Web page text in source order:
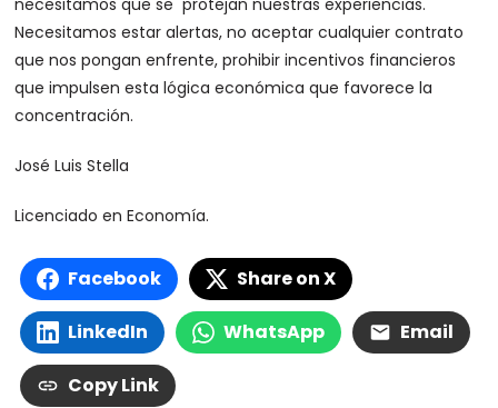
necesitamos que se protejan nuestras experiencias.
Necesitamos estar alertas, no aceptar cualquier contrato
que nos pongan enfrente, prohibir incentivos financieros
que impulsen esta lógica económica que favorece la
concentración.
José Luis Stella
Licenciado en Economía.
Facebook Share on X
LinkedIn WhatsApp Email
Copy Link